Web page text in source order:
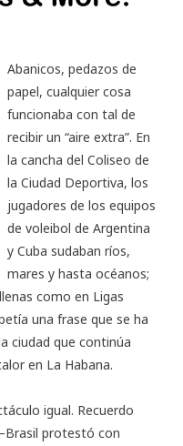
Abanicos, pedazos de
papel, cualquier cosa
funcionaba con tal de
recibir un “aire extra”. En
la cancha del Coliseo de
la Ciudad Deportiva, los
jugadores de los equipos
de voleibol de Argentina
y Cuba sudaban ríos,
mares y hasta océanos;
como en Ligas
una frase que se ha
ciudad que continúa
en La Habana.
igual. Recuerdo
protestó con